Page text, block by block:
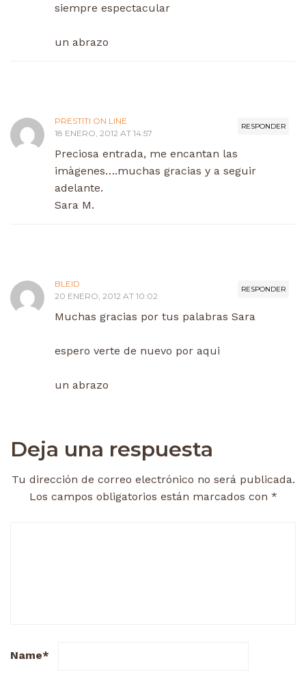
siempre espectacular
un abrazo
RESPONDER
PRESTITI ON LINE
18 ENERO, 2012 AT 14:57
Preciosa entrada, me encantan las
imàgenes….muchas gracias y a seguir
adelante.
Sara M.
RESPONDER
BLEID
20 ENERO, 2012 AT 10:02
Muchas gracias por tus palabras Sara
espero verte de nuevo por aqui
un abrazo
Deja una respuesta
Tu dirección de correo electrónico no será publicada.
Los campos obligatorios están marcados con *
Name*